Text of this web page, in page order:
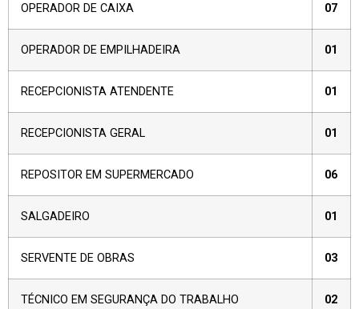
OPERADOR DE CAIXA 07
OPERADOR DE EMPILHADEIRA 01
RECEPCIONISTA ATENDENTE 01
RECEPCIONISTA GERAL 01
REPOSITOR EM SUPERMERCADO 06
SALGADEIRO 01
SERVENTE DE OBRAS 03
TÉCNICO EM SEGURANÇA DO TRABALHO 02